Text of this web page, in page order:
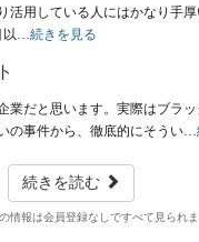
活用している人にはかなり手
… 続きを見る
業だと思います。実際はブラ
の事件から、徹底的にそうい…
続きを読む
情報は会員登録なしですべて見られ